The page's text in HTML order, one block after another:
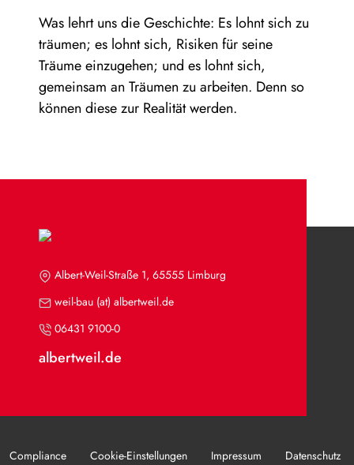
Was lehrt uns die Geschichte: Es lohnt sich zu
träumen; es lohnt sich, Risiken für seine
Träume einzugehen; und es lohnt sich,
gemeinsam an Träumen zu arbeiten. Denn so
können diese zur Realität werden.
Albert-Weil-Straße 1, 65555 Limburg
weil-bau (at) albertweil.de
06431 9100-0
albertweil.de
Compliance Cookie-Einstellungen Impressum Datenschutz